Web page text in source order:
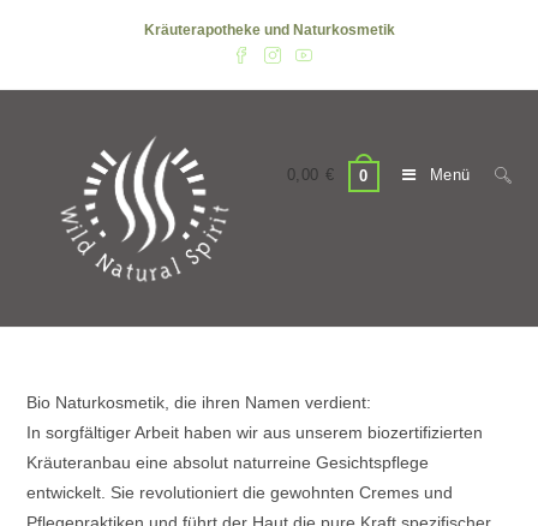
Kräuterapotheke und Naturkosmetik
0,00 € 0 Menü
Bio Naturkosmetik, die ihren Namen verdient:
In sorgfältiger Arbeit haben wir aus unserem biozertifizierten
Kräuteranbau eine absolut naturreine Gesichtspflege
entwickelt. Sie revolutioniert die gewohnten Cremes und